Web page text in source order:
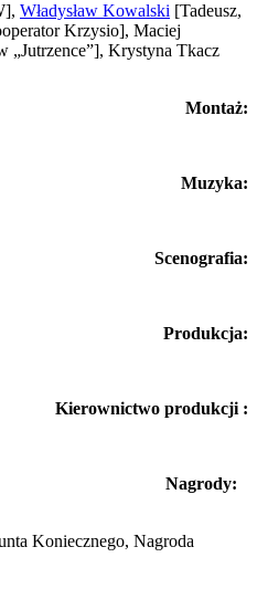
, Władysław Kowalski [Tadeusz,
Krzysio], Maciej
„Jutrzence”], Krystyna Tkacz
Montaż:
Muzyka:
Scenografia:
Produkcja:
Kierownictwo produkcji :
Nagrody:
Koniecznego, Nagroda